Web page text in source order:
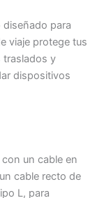
para
viaje protege tus
traslados y
dispositivos
un cable en
cable recto de
L, para